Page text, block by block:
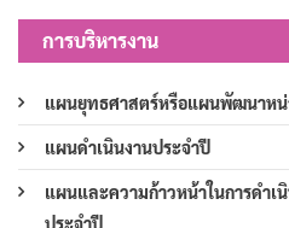
การบริหารงาน
แผนยุทธศาสตร์หรือแผนพัฒนาหน่
แผนดำเนินงานประจำปี
แผนและความก้าวหน้าในการดำเ
ประจำปี